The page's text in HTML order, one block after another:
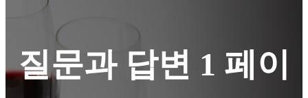
질문과 답변 1 페이